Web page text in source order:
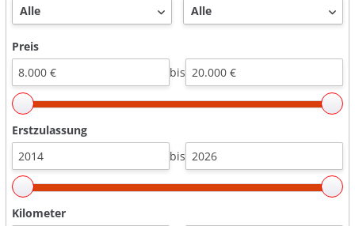
Preis
bis
Erstzulassung
bis
Kilometer